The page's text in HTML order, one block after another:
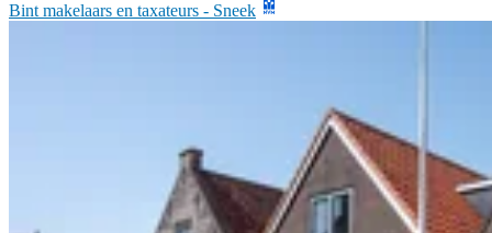
Bint makelaars en taxateurs - Sneek